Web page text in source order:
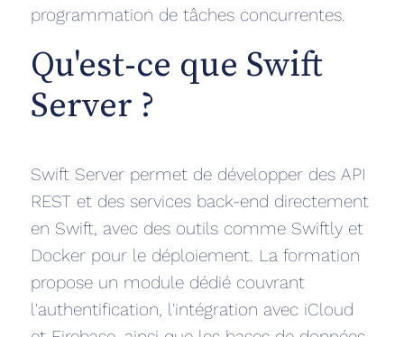
programmation de tâches concurrentes.
Qu'est-ce que Swift
Server ?
Swift Server permet de développer des API
REST et des services back-end directement
en Swift, avec des outils comme Swiftly et
Docker pour le déploiement. La formation
propose un module dédié couvrant
l'authentification, l'intégration avec iCloud